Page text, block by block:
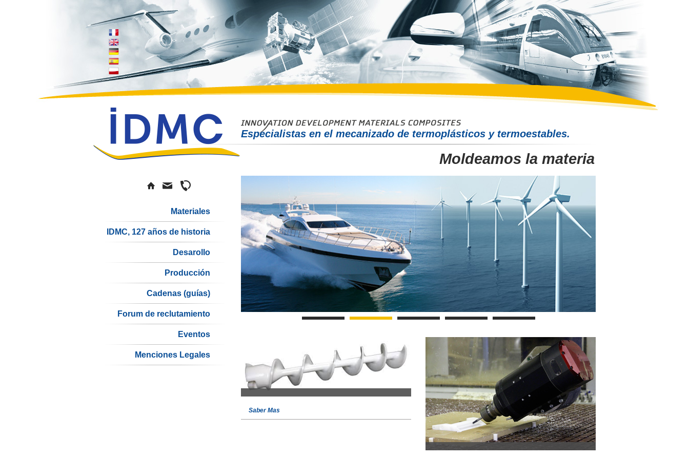
Materiales
IDMC, 127 años de historia
Desarollo
Producción
Cadenas (guías)
Forum de reclutamiento
Eventos
Menciones Legales
Especialistas en el mecanizado de termoplásticos y termoestables.
Moldeamos la materia
Saber Mas